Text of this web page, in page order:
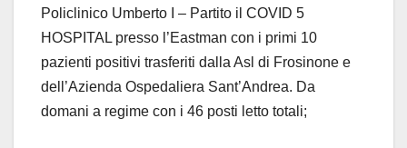
Policlinico Umberto I – Partito il COVID 5
HOSPITAL presso l’Eastman con i primi 10
pazienti positivi trasferiti dalla Asl di Frosinone e
dell’Azienda Ospedaliera Sant’Andrea. Da
domani a regime con i 46 posti letto totali;